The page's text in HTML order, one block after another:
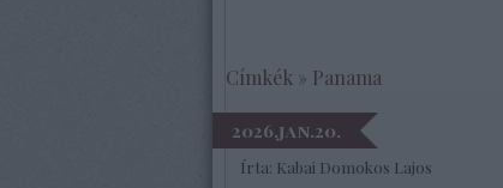
Címkék » Panama
2026.jan.20.
Írta: Kabai Domokos Lajos